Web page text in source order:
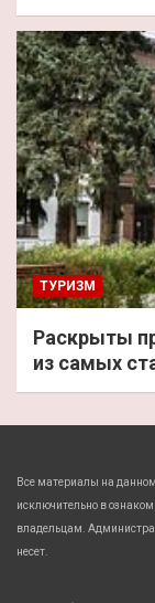
ТУРИЗМ
Раскрыты
из самых
Все материалы на
исключительно в
владельцам.
несет.